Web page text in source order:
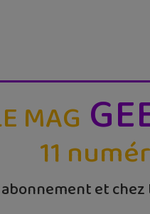
MAG
11
et